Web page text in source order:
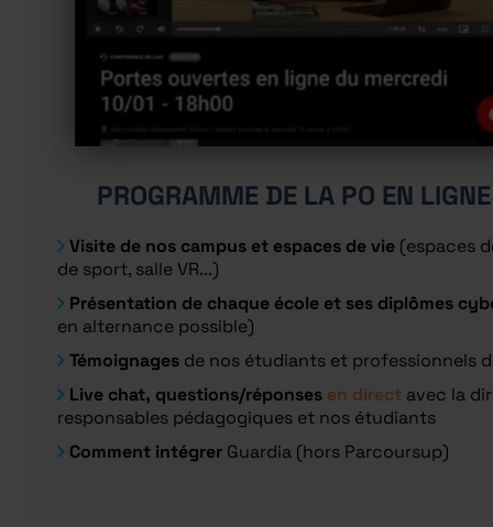
PROGRAMME DE LA PO EN
Visite de nos campus et espaces de vie(espaces
de sport, salle VR...)
Présentation de chaque école et ses diplômes
en alternance possible)
Témoignagesde nos étudiants et professionnels
Live chat, questions/réponses en direct avec la
responsables pédagogiques et nos étudiants
Comment intégrerGuardia (hors Parcoursup)